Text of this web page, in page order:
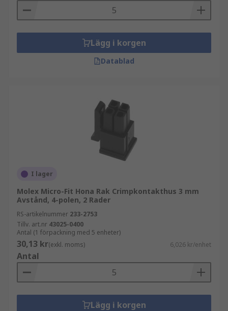
Lägg i korgen
Datablad
I lager
Molex Micro-Fit Hona Rak Crimpkontakthus 3 mm
Avstånd, 4-polen, 2 Rader
RS-artikelnummer 233-2753
Tillv. art.nr 43025-0400
Antal (1 förpackning med 5 enheter)
30,13 kr(exkl. moms) 6,026 kr/enhet
Antal
Lägg i korgen